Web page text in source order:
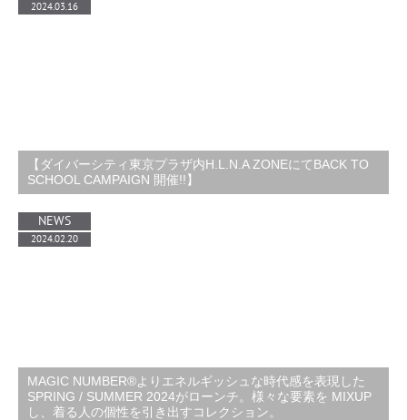
【ダイバーシティ東京プラザ内H.L.N.A ZONEにてBACK TO
SCHOOL CAMPAIGN 開催!!】
2024.03.16
MAGIC NUMBER®️よりエネルギッシュな時代感を表現した
SPRING / SUMMER 2024がローンチ。様々な要素を MIXUP
し、着る人の個性を引き出すコレクション。
NEWS
2024.02.20